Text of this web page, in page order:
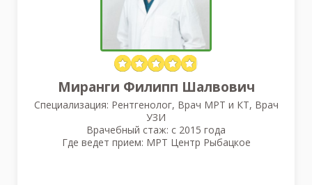
Миранги Филипп Шалвович
Специализация: Рентгенолог, Врач МРТ и КТ, Врач
УЗИ
Врачебный стаж: с 2015 года
Где ведет прием: МРТ Центр Рыбацкое